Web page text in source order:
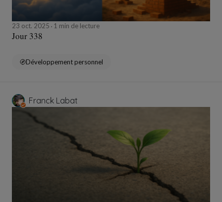
23 oct. 2025 1 min de lecture
Jour 338
Développement personnel
Franck Labat